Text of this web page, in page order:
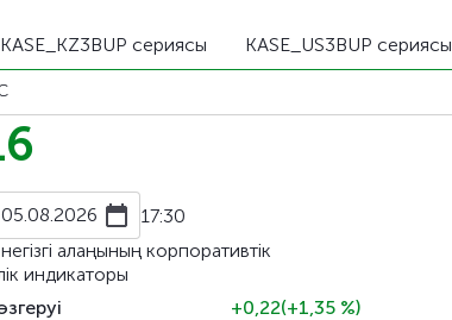
KASE_KZ3BUP сериясы KASE_US3BUP сериясы
05.08.2026
17:30
алаңының корпоративтік
индикаторы
+0,22(+1,35 %)